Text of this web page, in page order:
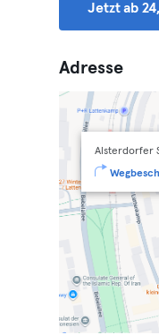
Jetzt ab
Adresse
Alsterdorfer